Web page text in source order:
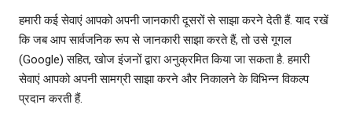
हमारी कई सेवाएं आपको अपनी जानकारी दूसरों से साझा करने देती हैं. याद रखें
कि जब आप सार्वजनिक रूप से जानकारी साझा करते हैं, तो उसे गूगल
(Google) सहित, खोज इंजनों द्वारा अनुक्रमित किया जा सकता है. हमारी
सेवाएं आपको अपनी सामग्री साझा करने और निकालने के विभिन्‍न विकल्‍प
प्रदान करती हैं.